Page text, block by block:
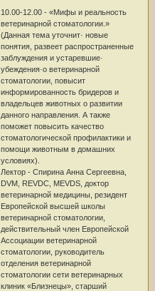
10.00-12.00 - «Мифы и реальность
ветеринарной стоматологии.»
(Данная тема уточнит· новые
понятия, развеет распространенные
заблуждения и устаревшие·
убеждения·о ветеринарной
стоматологии, повысит
информированность бридеров и
владельцев животных о развитии
данного направления. А также
поможет повысить качество
стоматологической профилактики и
помощи животным в домашних
условиях).
Лектор - Спирина Анна Сергеевна,
DVM, REVDC, MEVDS, доктор
ветеринарной медицины, резидент
Европейской высшей школы
ветеринарной стоматологии,
действительный член Европейской
Ассоциации ветеринарной
стоматологии, руководитель
отделения ветеринарной
стоматологии сети ветеринарных
клиник «Близнецы», старший